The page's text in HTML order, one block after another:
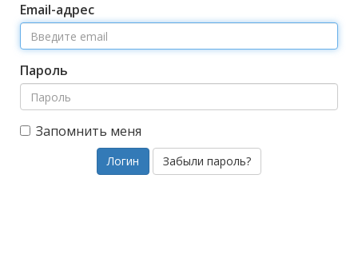
Email-адрес
Пароль
Запомнить меня
Забыли пароль?